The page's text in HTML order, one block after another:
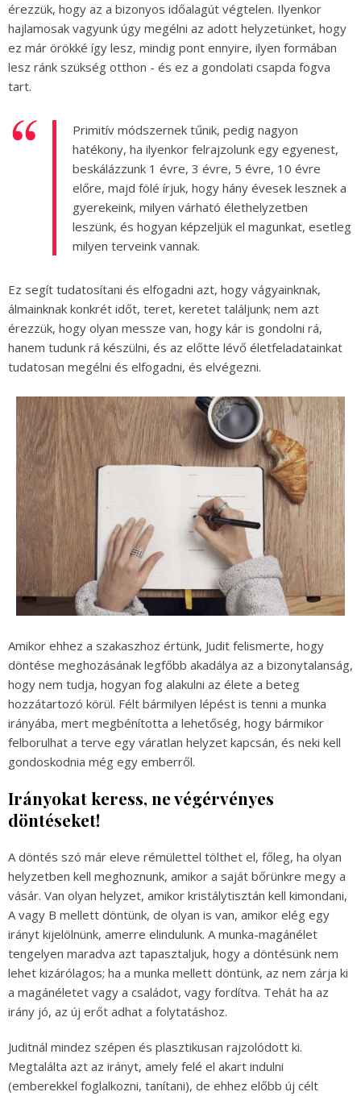
érezzük, hogy az a bizonyos időalagút végtelen. Ilyenkor
hajlamosak vagyunk úgy megélni az adott helyzetünket, hogy
ez már örökké így lesz, mindig pont ennyire, ilyen formában
lesz ránk szükség otthon - és ez a gondolati csapda fogva
tart.
Primitív módszernek tűnik, pedig nagyon
hatékony, ha ilyenkor felrajzolunk egy egyenest,
beskálázzunk 1 évre, 3 évre, 5 évre, 10 évre
előre, majd fölé írjuk, hogy hány évesek lesznek a
gyerekeink, milyen várható élethelyzetben
leszünk, és hogyan képzeljük el magunkat, esetleg
milyen terveink vannak.
Ez segít tudatosítani és elfogadni azt, hogy vágyainknak,
álmainknak konkrét időt, teret, keretet találjunk; nem azt
érezzük, hogy olyan messze van, hogy kár is gondolni rá,
hanem tudunk rá készülni, és az előtte lévő életfeladatainkat
tudatosan megélni és elfogadni, és elvégezni.
Amikor ehhez a szakaszhoz értünk, Judit felismerte, hogy
döntése meghozásának legfőbb akadálya az a bizonytalanság,
hogy nem tudja, hogyan fog alakulni az élete a beteg
hozzátartozó körül. Félt bármilyen lépést is tenni a munka
irányába, mert megbénította a lehetőség, hogy bármikor
felborulhat a terve egy váratlan helyzet kapcsán, és neki kell
gondoskodnia még egy emberről.
Irányokat keress, ne végérvényes
döntéseket!
A döntés szó már eleve rémülettel tölthet el, főleg, ha olyan
helyzetben kell meghoznunk, amikor a saját bőrünkre megy a
vásár. Van olyan helyzet, amikor kristálytisztán kell kimondani,
A vagy B mellett döntünk, de olyan is van, amikor elég egy
irányt kijelölnünk, amerre elindulunk. A munka-magánélet
tengelyen maradva azt tapasztaljuk, hogy a döntésünk nem
lehet kizárólagos; ha a munka mellett döntünk, az nem zárja ki
a magánéletet vagy a családot, vagy fordítva. Tehát ha az
irány jó, az új erőt adhat a folytatáshoz.
Juditnál mindez szépen és plasztikusan rajzolódott ki.
Megtalálta azt az irányt, amely felé el akart indulni
(emberekkel foglalkozni, tanítani), de ehhez előbb új célt